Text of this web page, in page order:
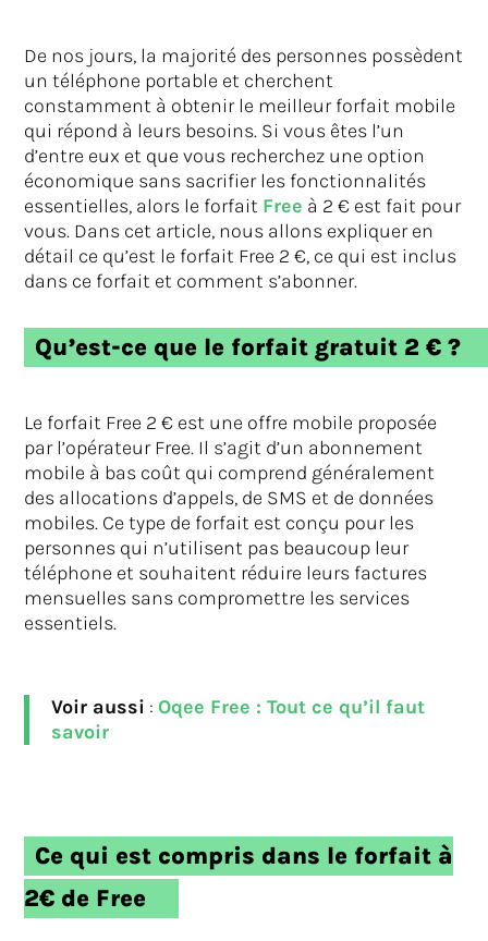
De nos jours, la majorité des personnes possèdent
un téléphone portable et cherchent
constamment à obtenir le meilleur forfait mobile
qui répond à leurs besoins. Si vous êtes l’un
d’entre eux et que vous recherchez une option
économique sans sacrifier les fonctionnalités
essentielles, alors le forfait Free à 2 € est fait pour
vous. Dans cet article, nous allons expliquer en
détail ce qu’est le forfait Free 2 €, ce qui est inclus
dans ce forfait et comment s’abonner.
Qu’est-ce que le forfait gratuit 2 € ?
Le forfait Free 2 € est une offre mobile proposée
par l’opérateur Free. Il s’agit d’un abonnement
mobile à bas coût qui comprend généralement
des allocations d’appels, de SMS et de données
mobiles. Ce type de forfait est conçu pour les
personnes qui n’utilisent pas beaucoup leur
téléphone et souhaitent réduire leurs factures
mensuelles sans compromettre les services
essentiels.
Voir aussi : Oqee Free : Tout ce qu’il faut
savoir
Ce qui est compris dans le forfait à
2€ de Free